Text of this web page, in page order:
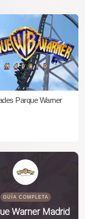
Parque Warner
GUÍA COMPLETA
Warner Madrid